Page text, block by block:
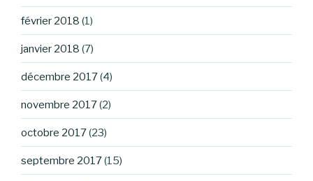
février 2018 (1)
janvier 2018 (7)
décembre 2017(4)
novembre 2017(2)
octobre 2017(23)
septembre 2017(15)